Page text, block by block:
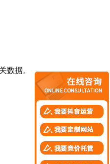
数据。